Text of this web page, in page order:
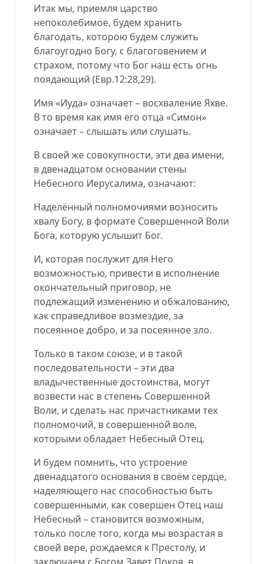
Итак мы, приемля царство
непоколебимое, будем хранить
благодать, которою будем служить
благоугодно Богу, с благоговением и
страхом, потому что Бог наш есть огнь
поядающий (Евр.12:28,29).
Имя «Иуда» означает – восхваление Яхве.
В то время как имя его отца «Симон»
означает – слышать или слушать.
В своей же совокупности, эти два имени,
в двенадцатом основании стены
Небесного Иерусалима, означают:
Наделённый полномочиями возносить
хвалу Богу, в формате Совершенной Воли
Бога, которую услышит Бог.
И, которая послужит для Него
возможностью, привести в исполнение
окончательный приговор, не
подлежащий изменению и обжалованию,
как справедливое возмездие, за
посеянное добро, и за посеянное зло.
Только в таком союзе, и в такой
последовательности – эти два
владычественные достоинства, могут
возвести нас в степень Совершенной
Воли, и сделать нас причастниками тех
полномочий, в совершенной воле,
которыми обладает Небесный Отец.
И будем помнить, что устроение
двенадцатого основания в своём сердце,
наделяющего нас способностью быть
совершенными, как совершен Отец наш
Небесный – становится возможным,
только после того, когда мы возрастая в
своей вере, рождаемся к Престолу, и